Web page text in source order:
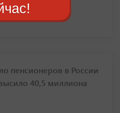
на 30–50%
пенсионеров в России
40,5 миллиона